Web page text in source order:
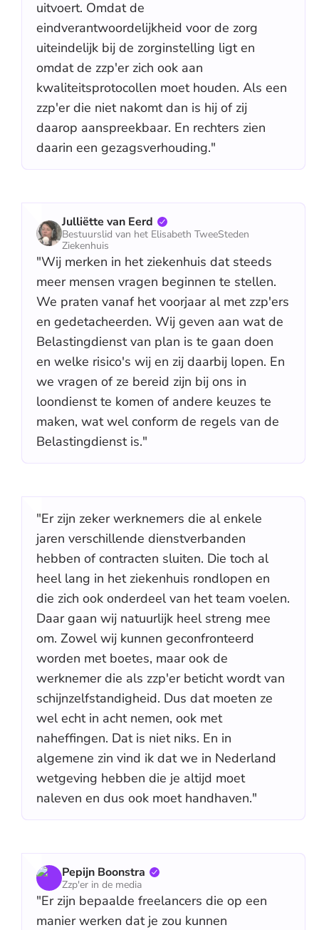
uitvoert. Omdat de
eindverantwoordelijkheid voor de zorg
uiteindelijk bij de zorginstelling ligt en
omdat de zzp'er zich ook aan
kwaliteitsprotocollen moet houden. Als een
zzp'er die niet nakomt dan is hij of zij
daarop aanspreekbaar. En rechters zien
daarin een gezagsverhouding."
Julliëtte van Eerd
Bestuurslid van het Elisabeth TweeSteden
Ziekenhuis
"Wij merken in het ziekenhuis dat steeds
meer mensen vragen beginnen te stellen.
We praten vanaf het voorjaar al met zzp'ers
en gedetacheerden. Wij geven aan wat de
Belastingdienst van plan is te gaan doen
en welke risico's wij en zij daarbij lopen. En
we vragen of ze bereid zijn bij ons in
loondienst te komen of andere keuzes te
maken, wat wel conform de regels van de
Belastingdienst is."
"Er zijn zeker werknemers die al enkele
jaren verschillende dienstverbanden
hebben of contracten sluiten. Die toch al
heel lang in het ziekenhuis rondlopen en
die zich ook onderdeel van het team voelen.
Daar gaan wij natuurlijk heel streng mee
om. Zowel wij kunnen geconfronteerd
worden met boetes, maar ook de
werknemer die als zzp'er beticht wordt van
schijnzelfstandigheid. Dus dat moeten ze
wel echt in acht nemen, ook met
naheffingen. Dat is niet niks. En in
algemene zin vind ik dat we in Nederland
wetgeving hebben die je altijd moet
naleven en dus ook moet handhaven."
Pepijn Boonstra
Zzp'er in de media
"Er zijn bepaalde freelancers die op een
manier werken dat je zou kunnen